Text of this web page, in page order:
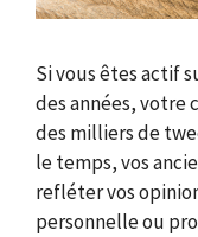
Si vous êtes actif
des années,
des milliers de
le temps, vos
refléter vos
personnelle ou